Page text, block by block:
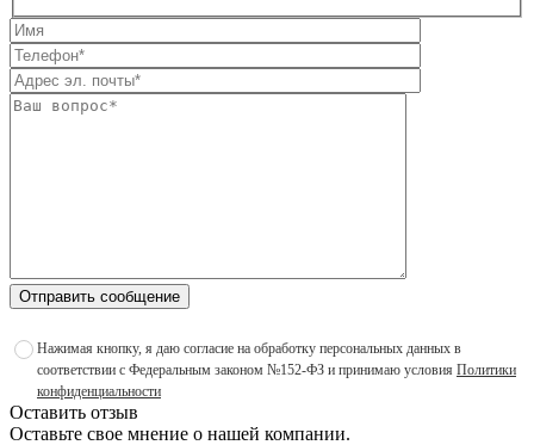
Отправить сообщение
Нажимая кнопку, я даю согласие на обработку персональных данных в
соответствии с Федеральным законом №152-ФЗ и принимаю условия Политики
конфиденциальности
Оставить отзыв
Оставьте свое мнение о нашей компании.